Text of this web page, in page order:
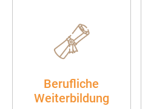
Berufliche
Weiterbild­ung